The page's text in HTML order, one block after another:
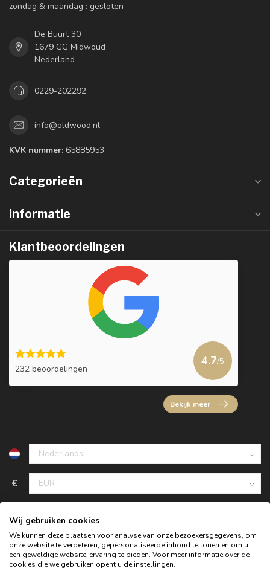
zondag & maandag : gesloten
De Buurt 30
1679 GG Midwoud
Nederland
0229-202292
info@oldwood.nl
KVK nummer: 65885953
Categorieën
Informatie
Klantbeoordelingen
232 beoordelingen
4.7/5
Bekijk meer
€
Wij gebruiken cookies
We kunnen deze plaatsen voor analyse van onze bezoekersgegevens, om
onze website te verbeteren, gepersonaliseerde inhoud te tonen en om u
een geweldige website-ervaring te bieden. Voor meer informatie over de
cookies die we gebruiken opent u de instellingen.